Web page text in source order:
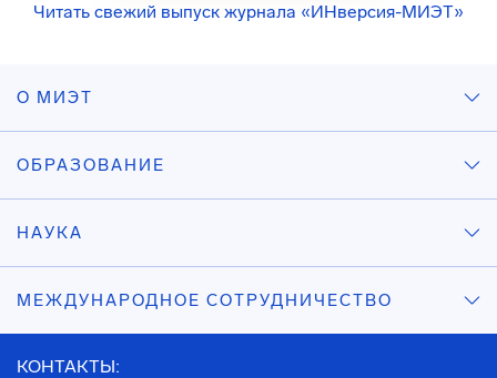
Читать свежий выпуск журнала «ИНверсия-МИЭТ»
О МИЭТ
ОБРАЗОВАНИЕ
НАУКА
МЕЖДУНАРОДНОЕ СОТРУДНИЧЕСТВО
КОНТАКТЫ: